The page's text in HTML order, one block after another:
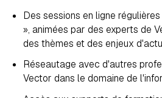
Des sessions en ligne
», animées par des experts de
des thèmes et des enjeux
Réseautage avec d'autres
Vector dans le domaine de